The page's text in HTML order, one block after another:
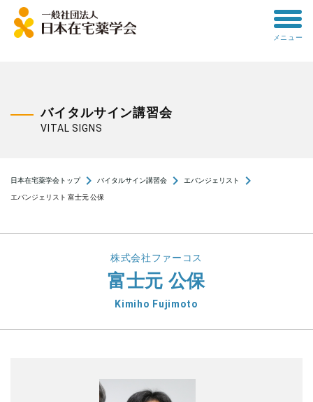
toggle
メニュー
バイタルサイン講習会
VITAL SIGNS
日本在宅薬学会トップnavigate_next バイタルサイン講習会 navigate_next エバンジェリスト navigate_next
エバンジェリスト 富士元 公保
株式会社ファーコス
富士元 公保
Kimiho Fujimoto